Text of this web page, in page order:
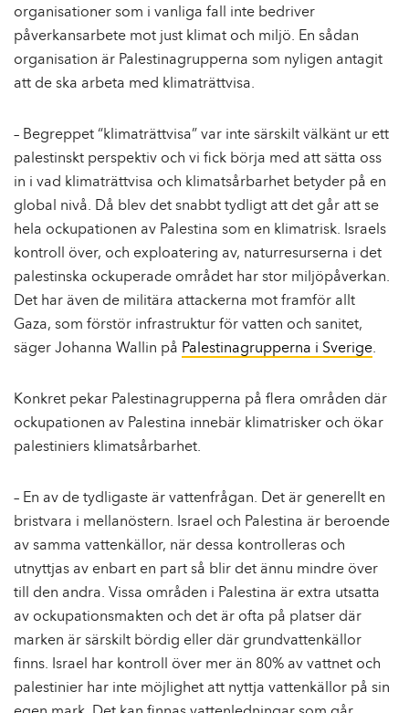
organisationer som i vanliga fall inte bedriver
påverkansarbete mot just klimat och miljö. En sådan
organisation är Palestinagrupperna som nyligen antagit
att de ska arbeta med klimaträttvisa.
– Begreppet “klimaträttvisa” var inte särskilt välkänt ur ett
palestinskt perspektiv och vi fick börja med att sätta oss
in i vad klimaträttvisa och klimatsårbarhet betyder på en
global nivå. Då blev det snabbt tydligt att det går att se
hela ockupationen av Palestina som en klimatrisk. Israels
kontroll över, och exploatering av, naturresurserna i det
palestinska ockuperade området har stor miljöpåverkan.
Det har även de militära attackerna mot framför allt
Gaza, som förstör infrastruktur för vatten och sanitet,
säger Johanna Wallin på Palestinagrupperna i Sverige.
Konkret pekar Palestinagrupperna på flera områden där
ockupationen av Palestina innebär klimatrisker och ökar
palestiniers klimatsårbarhet.
– En av de tydligaste är vattenfrågan. Det är generellt en
bristvara i mellanöstern. Israel och Palestina är beroende
av samma vattenkällor, när dessa kontrolleras och
utnyttjas av enbart en part så blir det ännu mindre över
till den andra. Vissa områden i Palestina är extra utsatta
av ockupationsmakten och det är ofta på platser där
marken är särskilt bördig eller där grundvattenkällor
finns. Israel har kontroll över mer än 80% av vattnet och
palestinier har inte möjlighet att nyttja vattenkällor på sin